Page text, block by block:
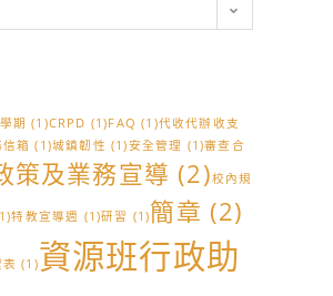
期 (1)CRPD (1)FAQ (1)代收代辦收支
箱 (1)城鎮韌性 (1)安全管理 (1)審查合
策及業務宣導 (2)校內規
特教宣導週 (1)研習 (1)簡章 (2)
(1)資源班行政助